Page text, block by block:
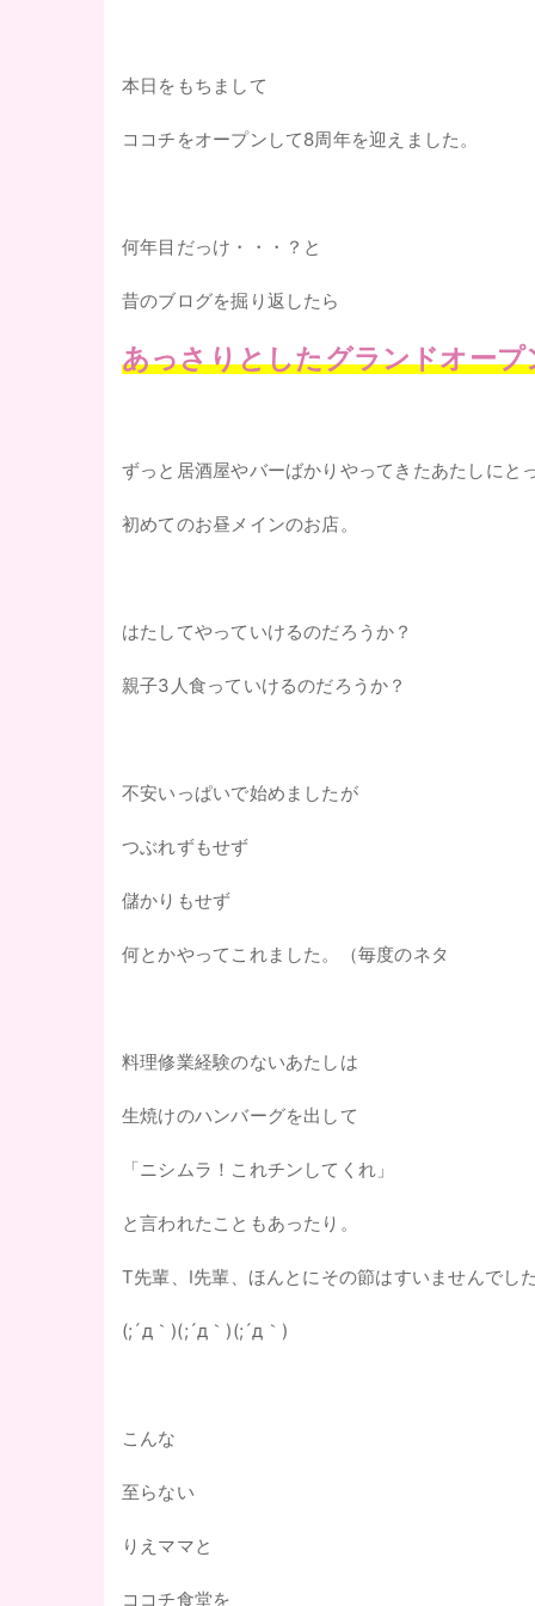
本日をもちまして
ココチをオープンして8周年を迎えました。
何年目だっけ・・・？と
昔のブログを掘り返したら
あっさりとしたグランドオープ
ずっと居酒屋やバーばかりやってきたあたしにと
初めてのお昼メインのお店。
はたしてやっていけるのだろうか？
親子3人食っていけるのだろうか？
不安いっぱいで始めましたが
つぶれずもせず
儲かりもせず
何とかやってこれました。（毎度のネタ
料理修業経験のないあたしは
生焼けのハンバーグを出して
「ニシムラ！これチンしてくれ」
と言われたこともあったり。
T先輩、I先輩、ほんとにその節はすいませんでし
(;´д｀)(;´д｀)(;´д｀)
こんな
至らない
りえママと
ココチ食堂を